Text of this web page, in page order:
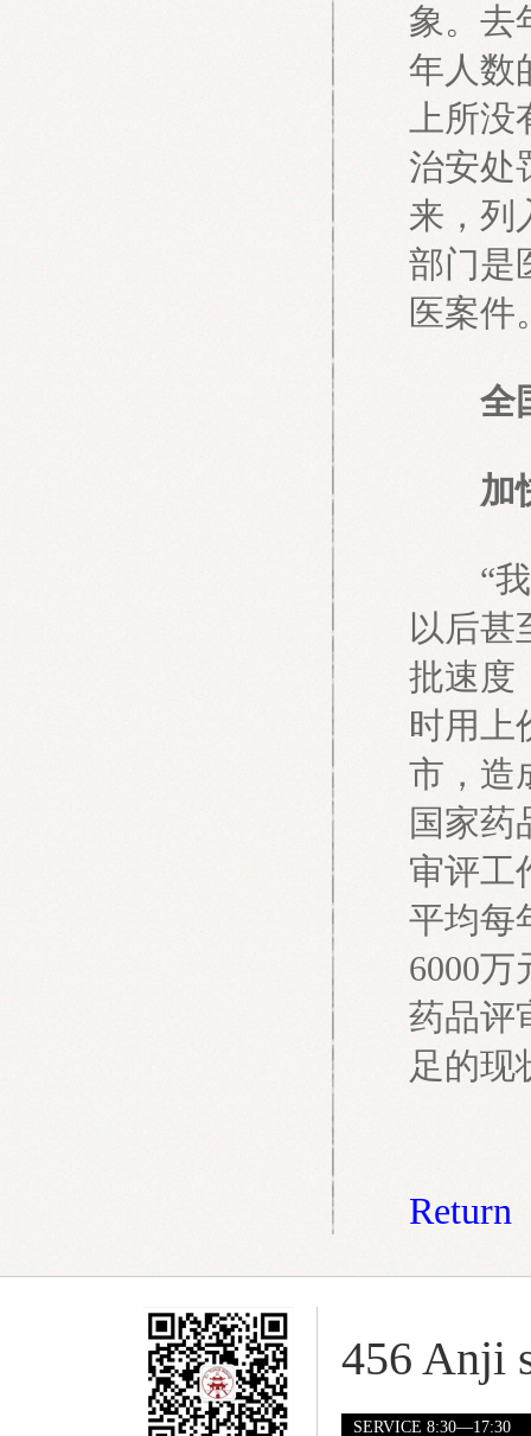
象。去
年人数
上所
治安处
来，列
部门是
医案件
全国
加快
“我
以后甚
批速度
时用上
市，造
国家药
审评工
平均每
6000
药品评
足的现
Return
456 Anji
SERVICE 8:30—17:30